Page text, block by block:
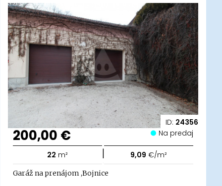
ID: 24356
200,00 € Na predaj
22 m² | 9,09 €/m²
Garáž na prenájom ,Bojnice